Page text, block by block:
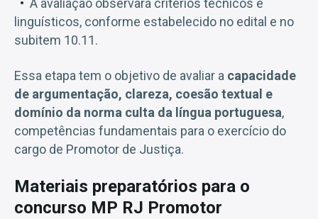
A avaliação observará critérios técnicos e
linguísticos, conforme estabelecido no edital e no
subitem 10.11.
Essa etapa tem o objetivo de avaliar a capacidade
de argumentação, clareza, coesão textual e
domínio da norma culta da língua portuguesa,
competências fundamentais para o exercício do
cargo de Promotor de Justiça.
Materiais preparatórios para o
concurso MP RJ Promotor